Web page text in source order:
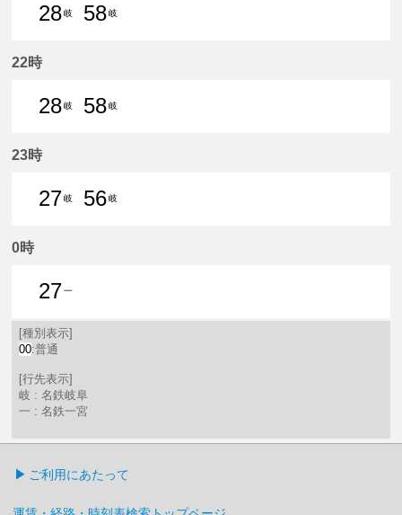
28岐
58岐
22時
28岐
58岐
23時
27岐
56岐
0時
27
27分はつ 普通名鉄一宮いき
一
[種別表示]
00:普通
[行先表示]
岐 : 名鉄岐阜
一 : 名鉄一宮
ご利用にあたって